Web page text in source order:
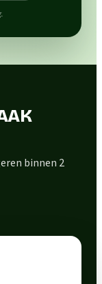
binnen 2